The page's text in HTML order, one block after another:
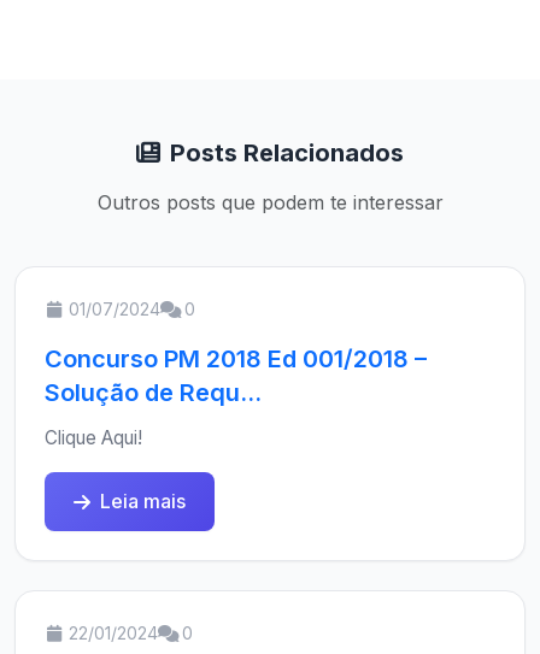
Posts Relacionados
Outros posts que podem te interessar
01/07/2024 0
Concurso PM 2018 Ed 001/2018 –
Solução de Requ...
Clique Aqui!
Leia mais
22/01/2024 0